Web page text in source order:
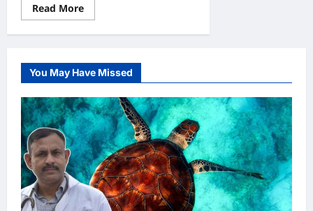
Read MoreRead
more
पंखों
में
छिपा
है
पक्षी
का
स्वास्थ्य,
जानें
सही
देखभाल
का
तरीका
You May Have Missed